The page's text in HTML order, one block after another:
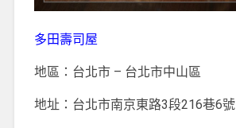
多田壽司屋
地區：台北市 – 台北市中山區
地址：台北市南京東路3段216巷6號